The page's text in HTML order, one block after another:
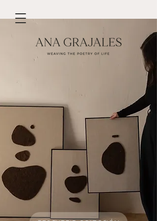
No tenemos
productos
para mostrar en este
momento.
DISCOVER MY WORK